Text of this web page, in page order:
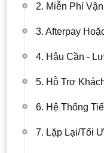
2. Miễn Phí
3. Afterpay
4. Hậu Cần -
5. Hỗ Trợ
6. Hệ Thống
7. Lặp Lại/Tối